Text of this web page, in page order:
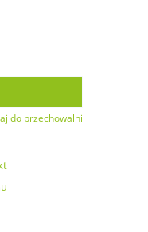
do przechowalni